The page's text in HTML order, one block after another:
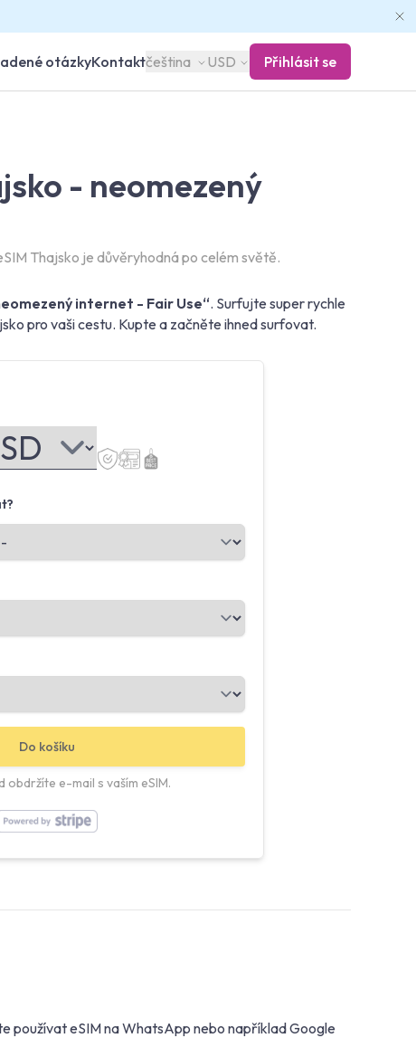
otázkyKontaktčeština USD Přihlásit se
- neomezený
Thajsko je důvěryhodná po celém světě.
internet - Fair Use“. Surfujte super rychle
pro vaši cestu. Kupte a začněte ihned surfovat.
Do košíku
obdržíte e-mail s vaším eSIM.
používat eSIM na WhatsApp nebo například Google